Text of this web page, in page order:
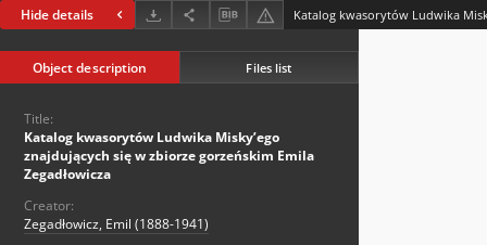
Hide details
Object description Files list
Title:
Katalog kwasorytów Ludwika Misky’ego
znajdujących się w zbiorze gorzeńskim Emila
Zegadłowicza
Creator:
Zegadłowicz, Emil (1888-1941)